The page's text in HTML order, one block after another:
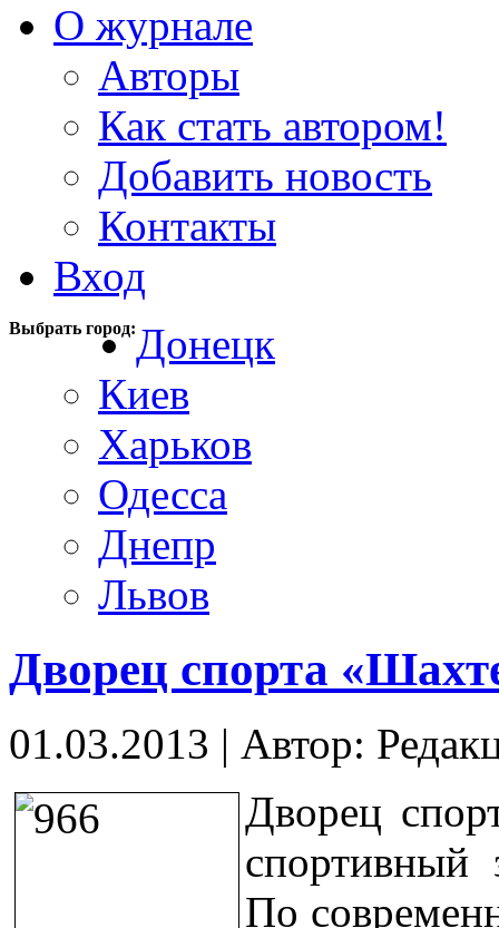
О журнале
Авторы
Как стать автором!
Добавить новость
Контакты
Вход
Выбрать город:Донецк
Киев
Харьков
Одесса
Днепр
Львов
Дворец спорта
01.03.2013 | Автор:
Дворец
спортивный
По